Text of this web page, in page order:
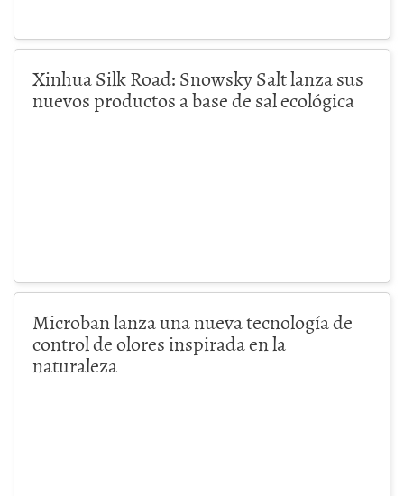
Xinhua Silk Road: Snowsky Salt lanza sus
nuevos productos a base de sal ecológica
Microban lanza una nueva tecnología de
control de olores inspirada en la
naturaleza